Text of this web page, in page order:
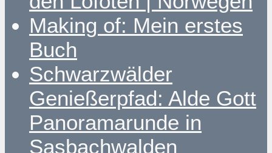
Making of: Mein erstes
Buch
Schwarzwälder
Genießerpfad: Alde Gott
Panoramarunde in
Sasbachwalden